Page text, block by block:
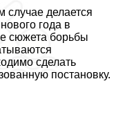
случае делается
года в
сюжета борьбы
сделать
постановку.